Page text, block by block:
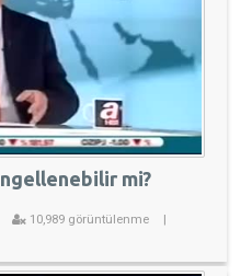
mi?
10,989 görüntülenme |